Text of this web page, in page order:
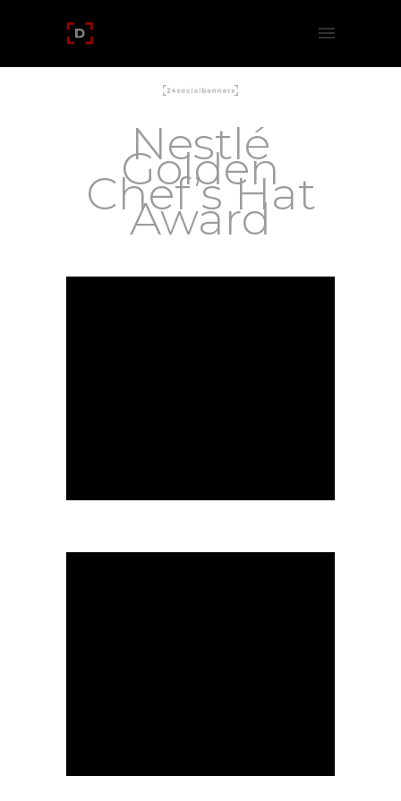
Nestlé
Golden
Chef’s Hat
Award